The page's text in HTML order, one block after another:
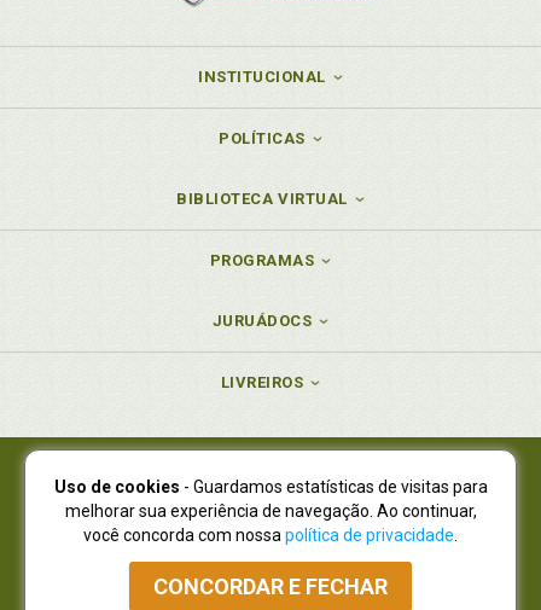
INSTITUCIONAL
POLÍTICAS
BIBLIOTECA VIRTUAL
PROGRAMAS
JURUÁDOCS
LIVREIROS
Juruá Editora Ltda., CNPJ 77.535.508/0001-19
Juruá Informática Ltda., CNPJ 01.701.561/0001-80
NOVO ENDEREÇO:R. Flávio Dallegrave, 7665, São Lourenço |
Curitiba - Paraná - CEP 82210-310
Atendimento: (41) 4009-3900|Vendas Atacado: (41) 4009-3939
Uso de cookies - Guardamos estatísticas de visitas para
melhorar sua experiência de navegação. Ao continuar,
você concorda com nossa política de privacidade
CONCORDAR E FECHAR